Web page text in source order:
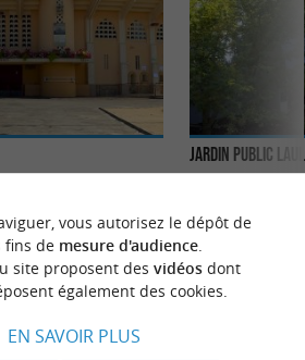
Marsan
Jardin public
ouvert ses ...
1,6 km -
vous autorisez le dépôt de
fins de mesure d'audience.
site proposent des vidéosdont
également des cookies.
EN SAVOIR PLUS